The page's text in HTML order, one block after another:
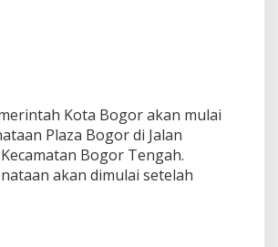
Kota Bogor akan mulai
Plaza Bogor di Jalan
Bogor Tengah.
akan dimulai setelah